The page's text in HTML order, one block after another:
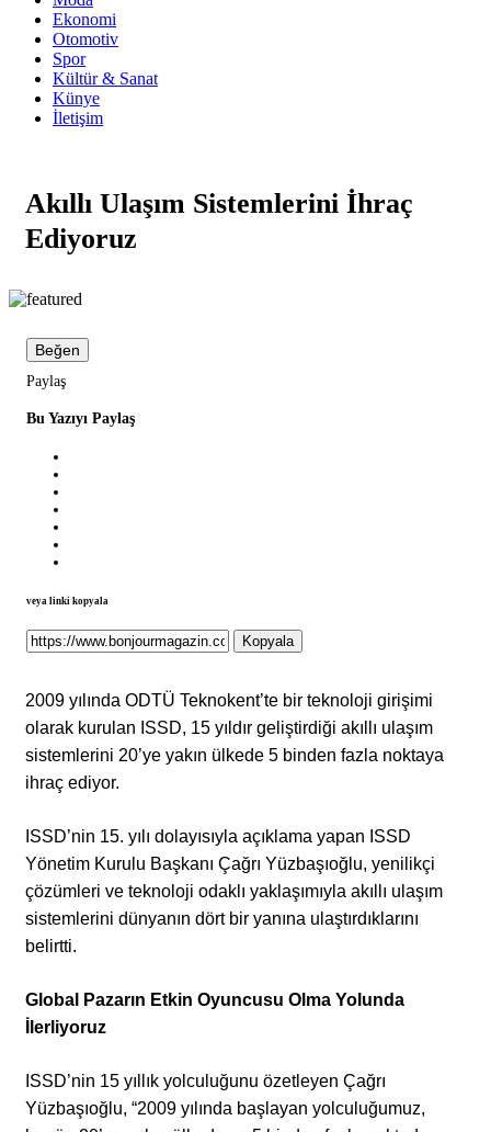
Ekonomi
Otomotiv
Spor
Kültür & Sanat
Künye
İletişim
Akıllı Ulaşım Sistemlerini İhraç
Ediyoruz
Beğen
Paylaş
Bu Yazıyı Paylaş
veya linki kopyala
Kopyala
2009 yılında ODTÜ Teknokent’te bir teknoloji girişimi
olarak kurulan ISSD, 15 yıldır geliştirdiği akıllı ulaşım
sistemlerini 20’ye yakın ülkede 5 binden fazla noktaya
ihraç ediyor.
ISSD’nin 15. yılı dolayısıyla açıklama yapan ISSD
Yönetim Kurulu Başkanı Çağrı Yüzbaşıoğlu, yenilikçi
çözümleri ve teknoloji odaklı yaklaşımıyla akıllı ulaşım
sistemlerini dünyanın dört bir yanına ulaştırdıklarını
belirtti.
Global Pazarın Etkin Oyuncusu Olma Yolunda
İlerliyoruz
ISSD’nin 15 yıllık yolculuğunu özetleyen Çağrı
Yüzbaşıoğlu, “2009 yılında başlayan yolculuğumuz,